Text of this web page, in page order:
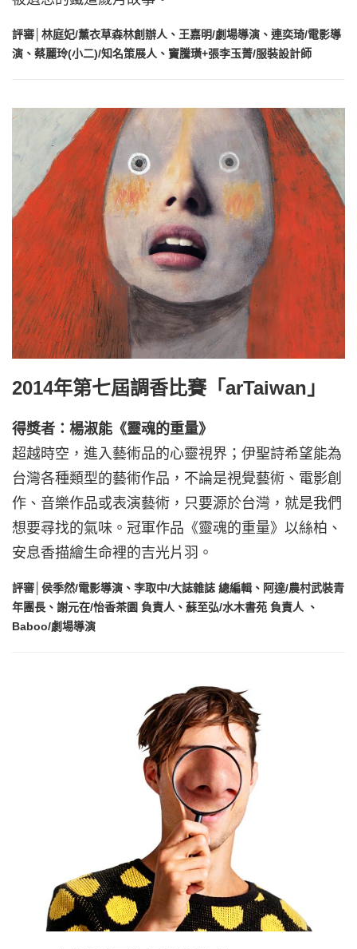
評審│林庭妃/薰衣草森林創辦人、王嘉明/劇場導演、連奕琦/電影導
演、蔡麗玲(小二)/知名策展人、竇騰璜+張李玉菁/服裝設計師
2014年第七屆調香比賽「arTaiwan」
得獎者：楊淑能《靈魂的重量》
超越時空，進入藝術品的心靈視界；伊聖詩希望能為
台灣各種類型的藝術作品，不論是視覺藝術、電影創
作、音樂作品或表演藝術，只要源於台灣，就是我們
想要尋找的氣味。冠軍作品《靈魂的重量》以絲柏、
安息香描繪生命裡的吉光片羽。
評審│侯季然/電影導演、李取中/大誌雜誌 總編輯、阿達/農村武裝青
年團長、謝元在/怡香茶園 負責人、蘇至弘/水木書苑 負責人 、
Baboo/劇場導演